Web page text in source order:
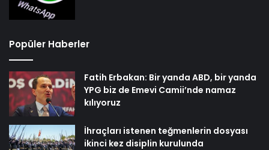
Popüler Haberler
Fatih Erbakan: Bir yanda ABD, bir yanda
YPG biz de Emevi Camii’nde namaz
kılıyoruz
İhraçları istenen teğmenlerin dosyası
ikinci kez disiplin kurulunda